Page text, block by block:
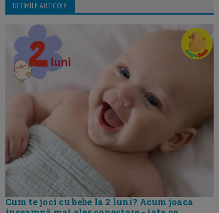
ULTIMILE ARTICOLE
Cum te joci cu bebe la 2 luni? Acum joaca